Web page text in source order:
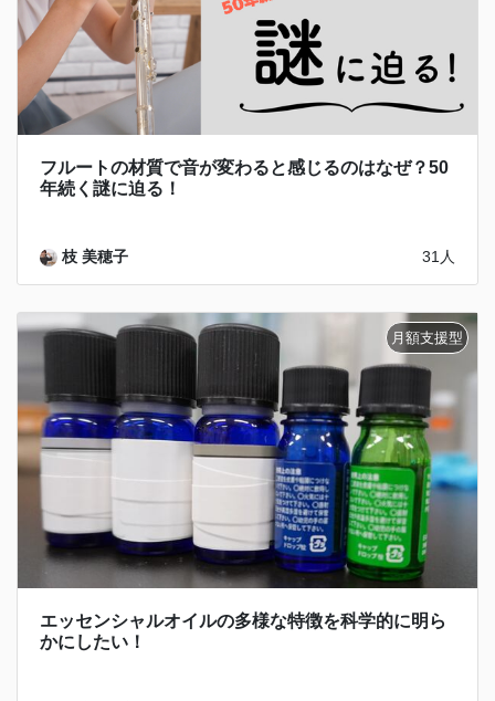
フルートの材質で音が変わると感じるのはなぜ？50
年続く謎に迫る！
枝 美穂子 31人
エッセンシャルオイルの多様な特徴を科学的に明ら
かにしたい！